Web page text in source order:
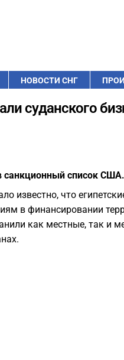
НОВОСТИ СНГ
суданского
санкционный список США.
известно, что
в финансировании
как местные, так и